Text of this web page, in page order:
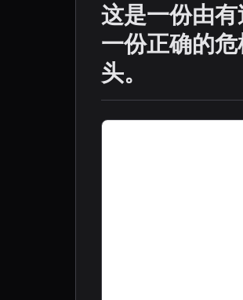
这是一份由
一份正确的
头。